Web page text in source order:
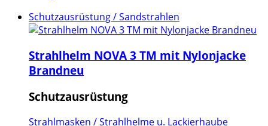
Schutzausrüstung / Sandstrahlen
Strahlhelm NOVA 3 TM mit Nylonjacke
Brandneu
Schutzausrüstung
Strahlmasken / Strahlhelme u. Lackierhaube